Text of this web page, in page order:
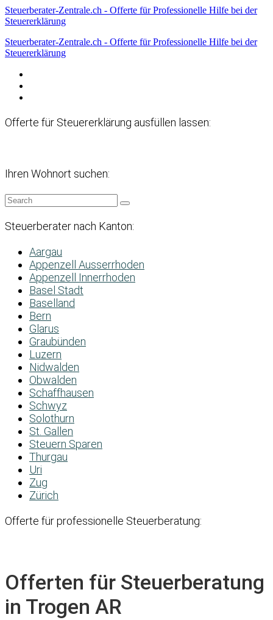
Steuerberater-Zentrale.ch - Offerte für Professionelle Hilfe bei der
Steuererklärung
Steuerberater-Zentrale.ch - Offerte für Professionelle Hilfe bei der
Steuererklärung
Offerte für Steuererklärung ausfüllen lassen:
Ihren Wohnort suchen:
Steuerberater nach Kanton:
Aargau
Appenzell Ausserrhoden
Appenzell Innerrhoden
Basel Stadt
Baselland
Bern
Glarus
Graubünden
Luzern
Nidwalden
Obwalden
Schaffhausen
Schwyz
Solothurn
St. Gallen
Steuern Sparen
Thurgau
Uri
Zug
Zürich
Offerte für professionelle Steuerberatung:
Offerten für Steuerberatung
in Trogen AR